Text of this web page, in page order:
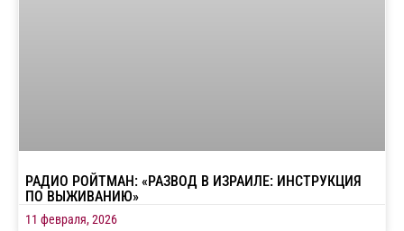
РАДИО РОЙТМАН: «РАЗВОД В ИЗРАИЛЕ: ИНСТРУКЦИЯ
ПО ВЫЖИВАНИЮ»
11 февраля, 2026